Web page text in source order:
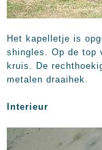
Het kapelletje is
shingles. Op de top
kruis. De
metalen draaihek.
Interieur